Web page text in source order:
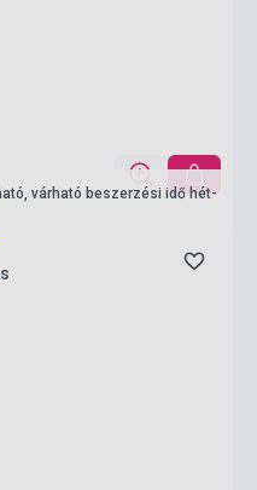
várható beszerzési idő hét-